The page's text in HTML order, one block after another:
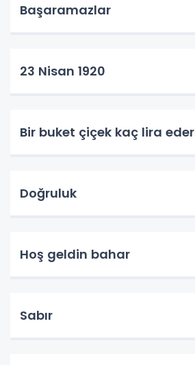
Başaramazlar
23 Nisan 1920
Bir buket çiçek kaç lira eder
Doğruluk
Hoş geldin bahar
Sabır